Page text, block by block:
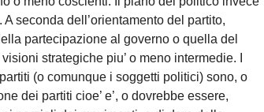
seconda dell’orientamento del partito,
partecipazione al governo o quella del
strategiche piu’ o meno intermedie. I
(o comunque i soggetti politici) sono, o
dei partiti cioe’ e’, o dovrebbe essere,